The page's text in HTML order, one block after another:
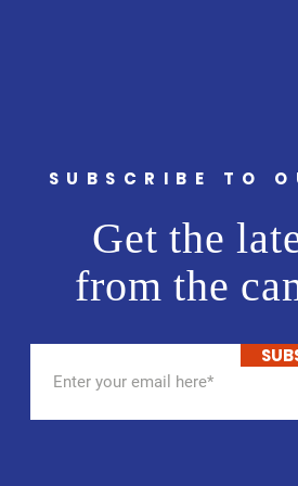
SUBSCRIBE TO
Get the
from the